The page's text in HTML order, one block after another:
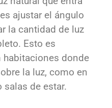
ajustar el ángulo
la cantidad de luz
Esto es
habitaciones donde
la luz, como en
de estar.